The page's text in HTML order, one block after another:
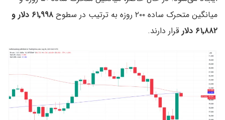
میانگین متحرک ساده ۲۰۰ روزه به ترتیب در سطوح
۶۱٬۹۹۸ دلار و
۶۱٬۸۸۲ دلار
قرار دارند.